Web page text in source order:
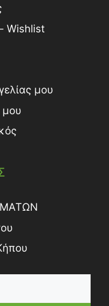
Wishlist
μου
μου